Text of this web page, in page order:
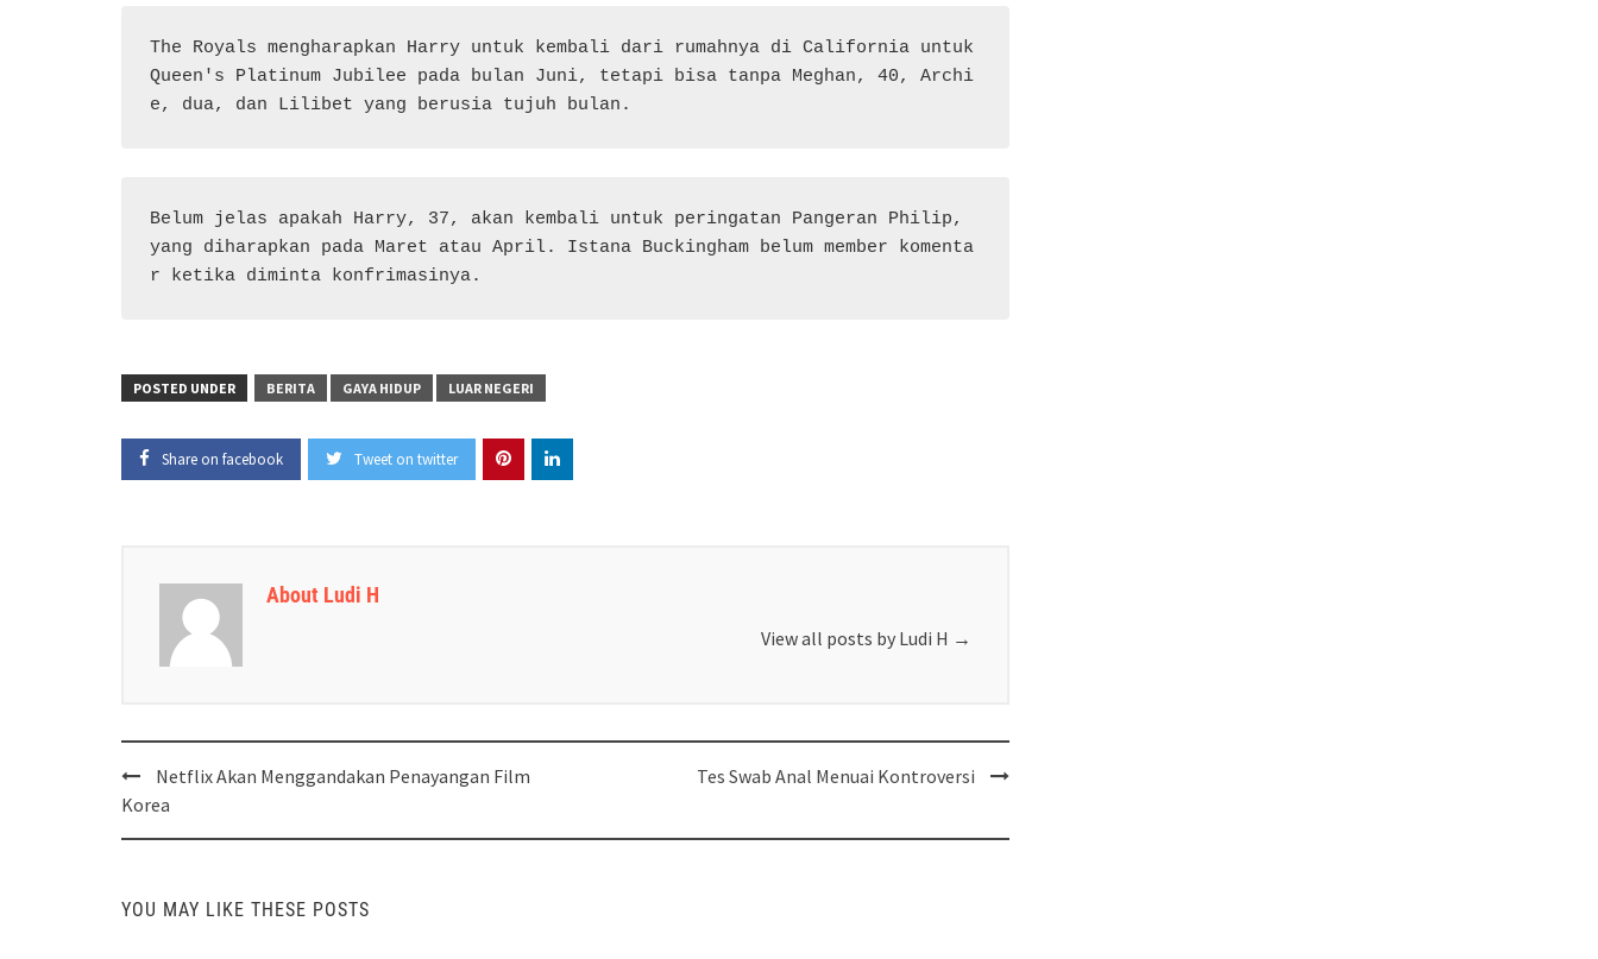
The Royals mengharapkan Harry untuk kembali dari rumahnya di California untuk
Queen's Platinum Jubilee pada bulan Juni, tetapi bisa tanpa Meghan, 40, Archi
e, dua, dan Lilibet yang berusia tujuh bulan.
Belum jelas apakah Harry, 37, akan kembali untuk peringatan Pangeran Philip,
yang diharapkan pada Maret atau April. Istana Buckingham belum member komenta
r ketika diminta konfrimasinya.
POSTED UNDER BERITA GAYA HIDUP LUAR NEGERI
Share on facebook Tweet on twitter
About Ludi H
View all posts by Ludi H →
Post
navigation
Netflix Akan Menggandakan Penayangan Film
Korea
Tes Swab Anal Menuai Kontroversi
YOU MAY LIKE THESE POSTS